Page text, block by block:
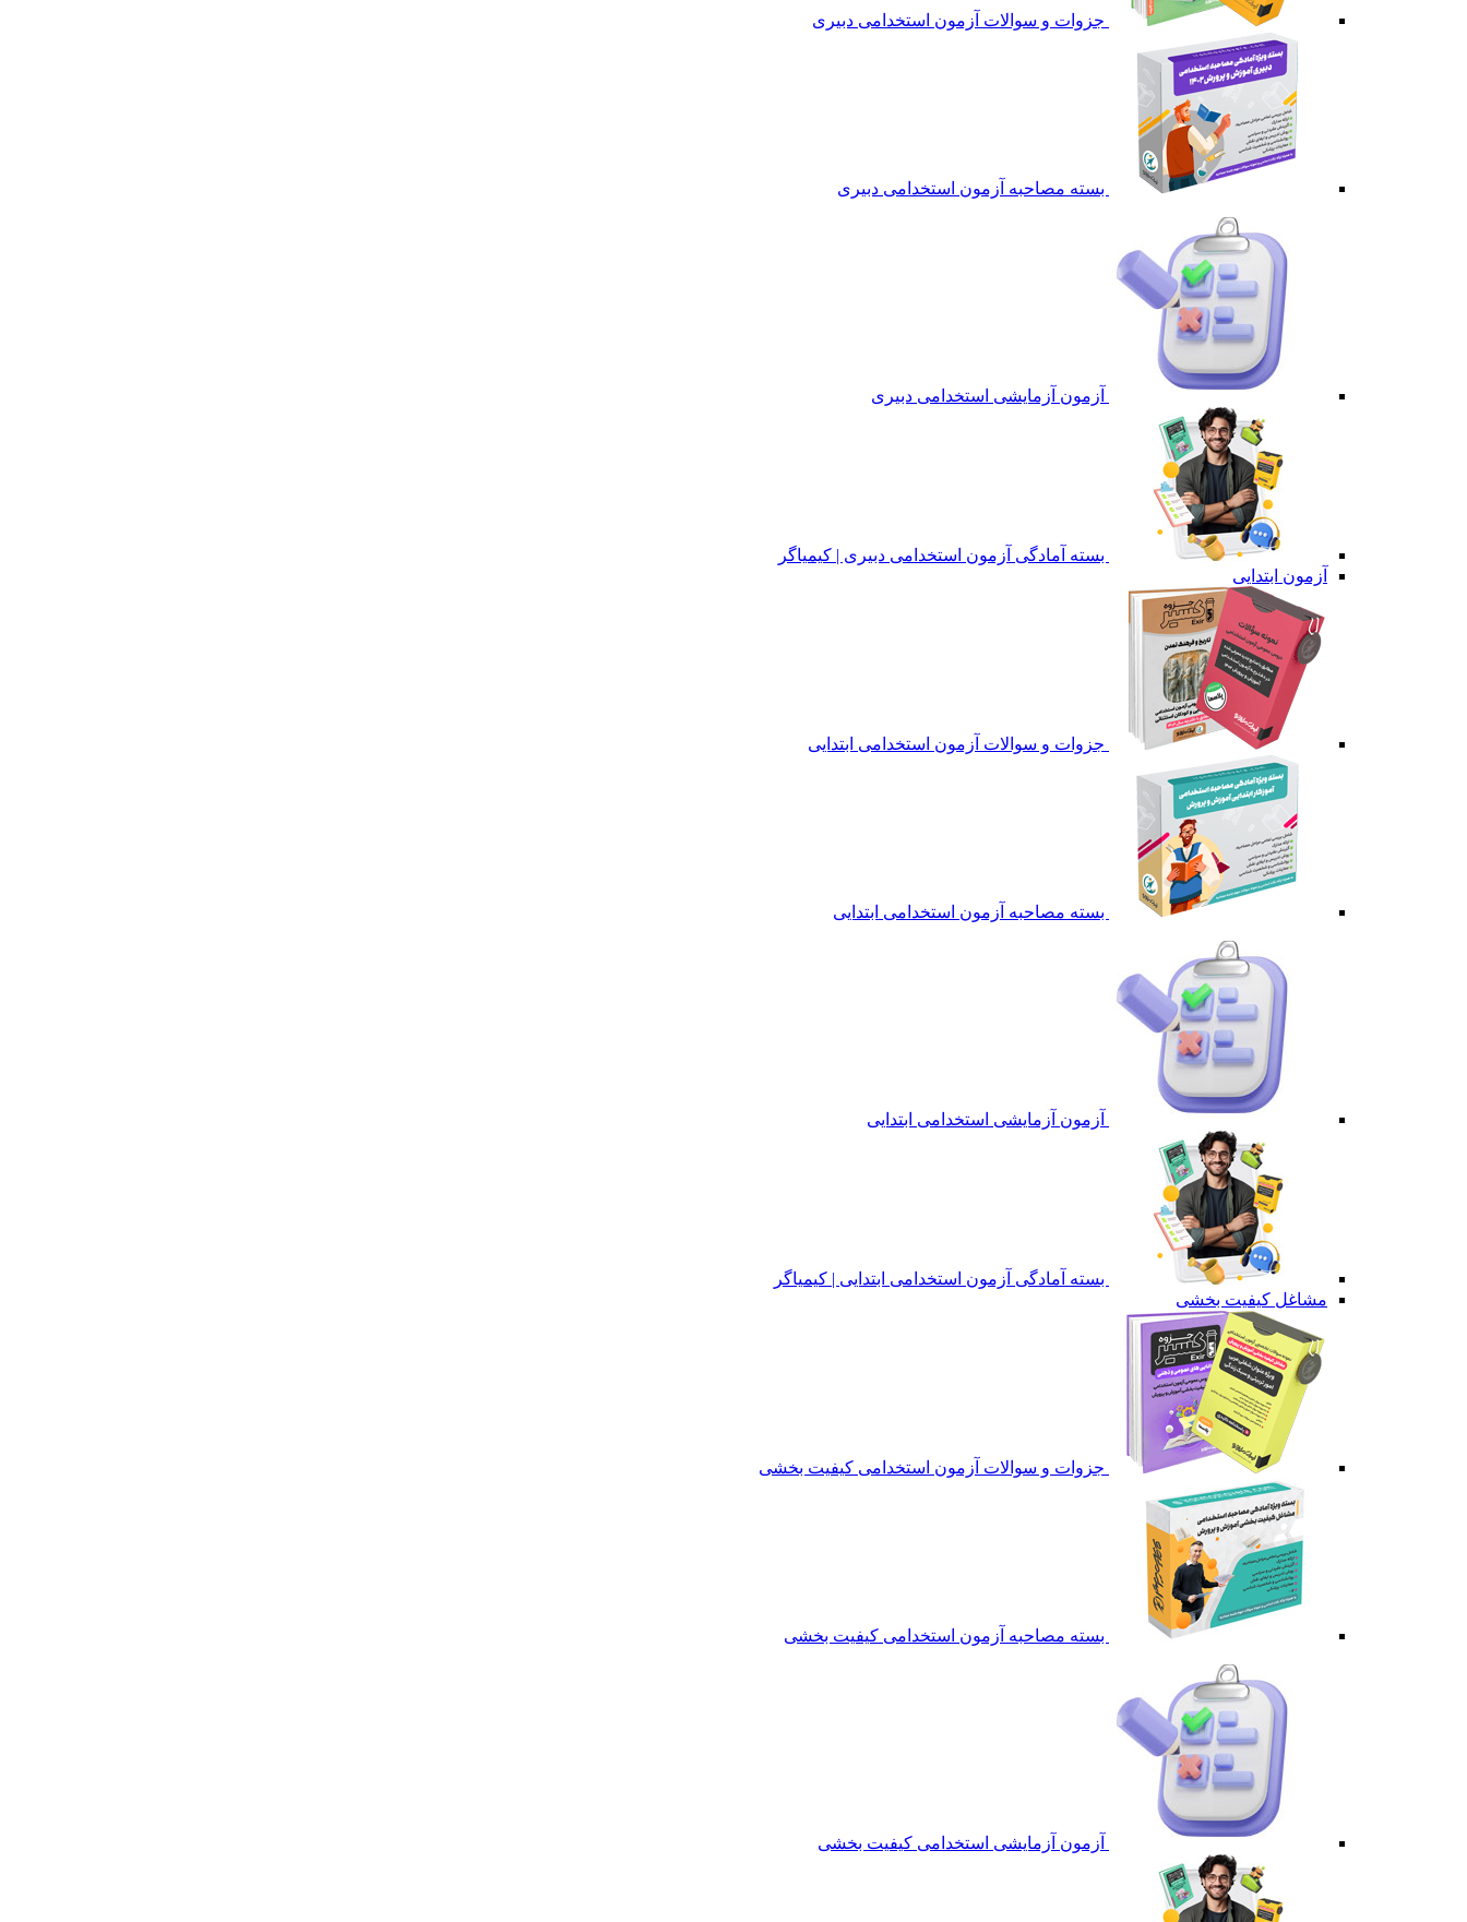
جزوات و سوالات آزمون استخدامی دبیری
بسته مصاحبه آزمون استخدامی دبیری
آزمون آزمایشی استخدامی دبیری
بسته آمادگی آزمون استخدامی دبیری | کیمیاگر
آزمون ابتدایی
جزوات و سوالات آزمون استخدامی ابتدایی
بسته مصاحبه آزمون استخدامی ابتدایی
آزمون آزمایشی استخدامی ابتدایی
بسته آمادگی آزمون استخدامی ابتدایی | کیمیاگر
مشاغل کیفیت بخشی
جزوات و سوالات آزمون استخدامی کیفیت بخشی
بسته مصاحبه آزمون استخدامی کیفیت بخشی
آزمون آزمایشی استخدامی کیفیت بخشی